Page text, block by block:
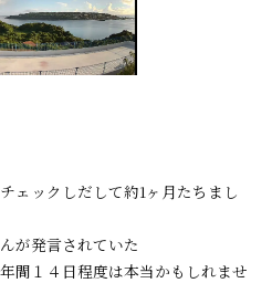
ェックしだして約1ヶ月たちまし
が発言されていた
間１４日程度は本当かもしれませ